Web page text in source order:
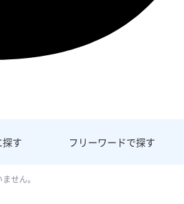
探す フリーワードで探す
せん。